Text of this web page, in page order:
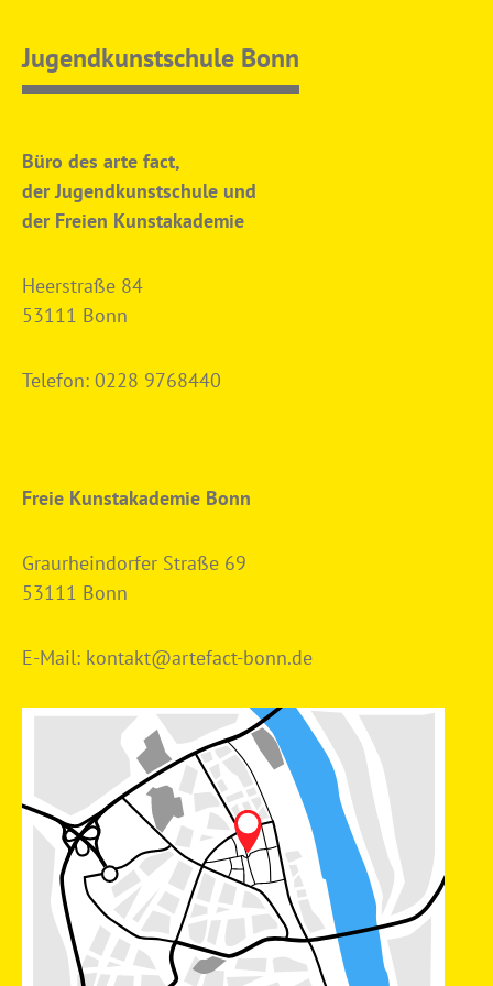
Jugendkunstschule Bonn
Büro des arte fact,
der Jugendkunstschule und
der Freien Kunstakademie
Heerstraße 84
53111 Bonn
Telefon: 0228 9768440
Freie Kunstakademie Bonn
Graurheindorfer Straße 69
53111 Bonn
E-Mail: kontakt@artefact-bonn.de